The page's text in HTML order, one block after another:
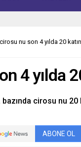
nu son 4 yılda 20
4 yılda
cirosu nu 20
ABONE OL